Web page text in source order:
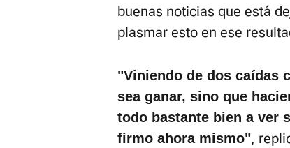
buenas noticias que está
plasmar esto en ese
"Viniendo de dos caídas
sea ganar, sino que
todo bastante bien a ver
firmo ahora mismo",